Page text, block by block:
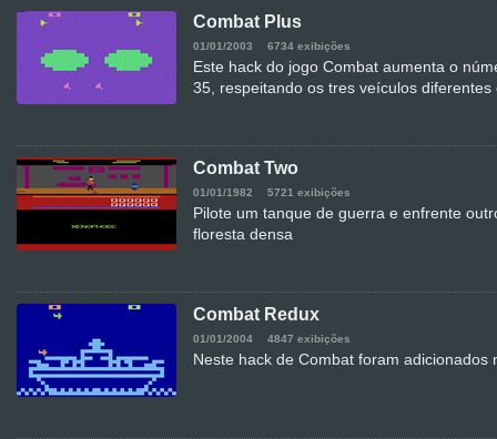
Combat Plus
01/01/2003 6734 exibições
Este hack do jogo Combat aumenta o
35, respeitando os tres veículos diferentes
Combat Two
01/01/1982 5721 exibições
Pilote um tanque de guerra e enfrente
floresta densa
Combat Redux
01/01/2004 4847 exibições
Neste hack de Combat foram adicionados